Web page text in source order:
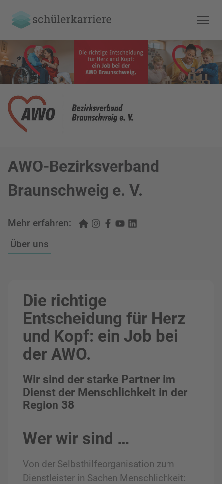
AWO-Bezirksverband
Braunschweig e. V.
Über uns
Mehr erfahren:
Die richtige
Entscheidung für Herz
und Kopf: ein Job bei
der AWO.
Wir sind der starke Partner im
Dienst der Menschlichkeit in der
Region 38
Wer wir sind …
Von der Selbsthilfeorganisation zum
Dienstleister in Sachen Menschlichkeit: